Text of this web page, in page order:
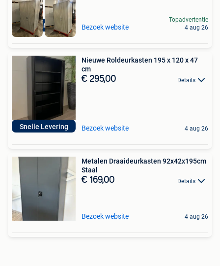
20 stuks Bezoek website
Topadvertentie
4 aug 26
Snelle Levering
Nieuwe Roldeurkasten 195 x 120 x 47
cm
€ 295,00 Details
Bezoek website 4 aug 26
Metalen Draaideurkasten 92x42x195cm
Staal
€ 169,00 Details
Bezoek website 4 aug 26